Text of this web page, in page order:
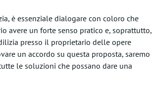
è essenziale dialogare con coloro che
avere un forte senso pratico e, soprattutto,
presso il proprietario delle opere
un accordo su questa proposta, saremo
le soluzioni che possano dare una